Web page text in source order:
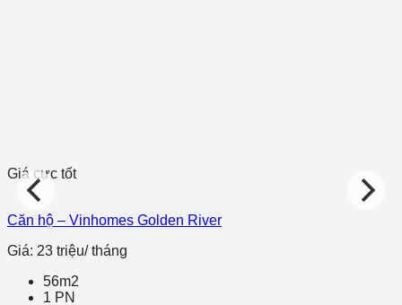
Giá cực tốt
Căn hộ – Vinhomes Golden River
Giá: 23 triệu/ tháng
56m2
1 PN